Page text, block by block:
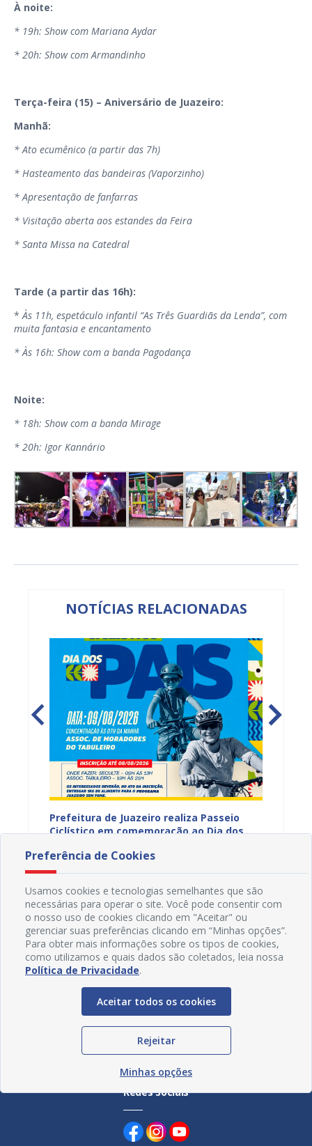
À noite:
* 19h: Show com Mariana Aydar
* 20h: Show com Armandinho
Terça-feira (15) – Aniversário de Juazeiro:
Manhã:
* Ato ecumênico (a partir das 7h)
* Hasteamento das bandeiras (Vaporzinho)
* Apresentação de fanfarras
* Visitação aberta aos estandes da Feira
* Santa Missa na Catedral
Tarde (a partir das 16h):
*Às 11h, espetáculo infantil “As Três Guardiãs da Lenda”, com
muita fantasia e encantamento
* Às 16h: Show com a banda Pagodança
Noite:
* 18h: Show com a banda Mirage
* 20h: Igor Kannário
NOTÍCIAS RELACIONADAS
Prefeitura de Juazeiro realiza Passeio
Ciclístico em comemoração ao Dia dos
07/08/2026 11H45
do Rio
Redes Sociais
Preferência de Cookies
Usamos cookies e tecnologias semelhantes que são
necessárias para operar o site. Você pode consentir com
o nosso uso de cookies clicando em "Aceitar" ou
gerenciar suas preferências clicando em “Minhas opções”.
Para obter mais informações sobre os tipos de cookies,
como utilizamos e quais dados são coletados, leia nossa
Política de Privacidade.
Aceitar todos os cookies
Rejeitar
Minhas opções